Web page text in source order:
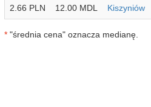
2.66 PLN 12.00 MDL Kiszyniów
* "średnia cena" oznacza medianę.